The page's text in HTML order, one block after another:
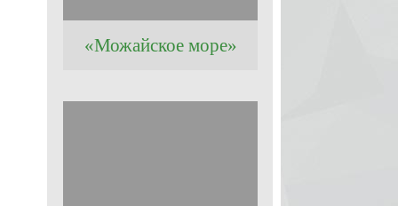
«Можайское море»